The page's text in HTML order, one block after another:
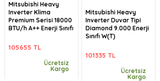
Mitsubishi Heavy
Inverter Klima
Premium Serisi 18000
BTU/h A++ Enerji Sınıfı
105655 TL
Ücretsiz
Kargo
Mitsubishi Heavy
Inverter Duvar Tipi
Diamond 9.000 Enerji
Sınıfı W(T)
101335 TL
Ücretsiz
Kargo